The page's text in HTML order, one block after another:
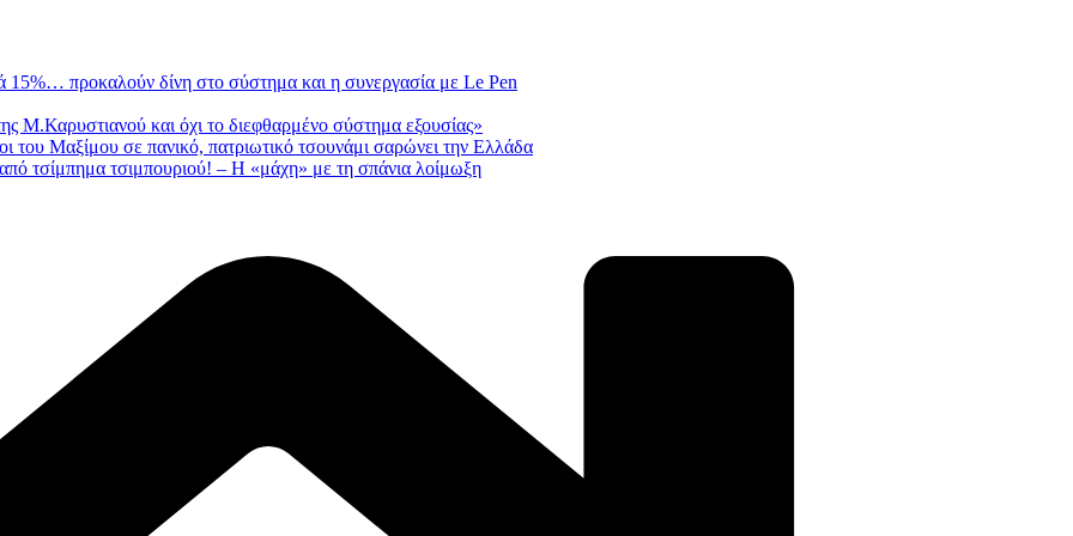
15%… προκαλούν δίνη στο σύστημα και η συνεργασία με Le Pen
Μ.Καρυστιανού και όχι το διεφθαρμένο σύστημα εξουσίας»
Μαξίμου σε πανικό, πατριωτικό τσουνάμι σαρώνει την Ελλάδα
τσίμπημα τσιμπουριού! – Η «μάχη» με τη σπάνια λοίμωξη